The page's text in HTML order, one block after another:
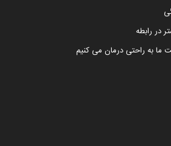
در رابطه
ما به راحتی درمان می کنیم